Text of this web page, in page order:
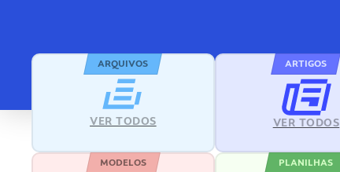
ARQUIVOS
VER TODOS
ARTIGOS
VER TODOS
MODELOS PLANILHAS